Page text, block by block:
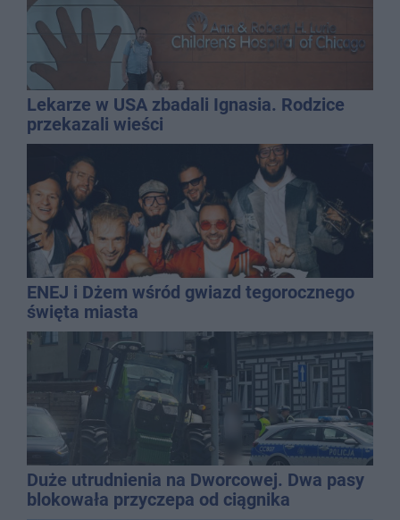
Lekarze w USA zbadali Ignasia. Rodzice
przekazali wieści
ENEJ i Dżem wśród gwiazd tegorocznego
święta miasta
Duże utrudnienia na Dworcowej. Dwa pasy
blokowała przyczepa od ciągnika